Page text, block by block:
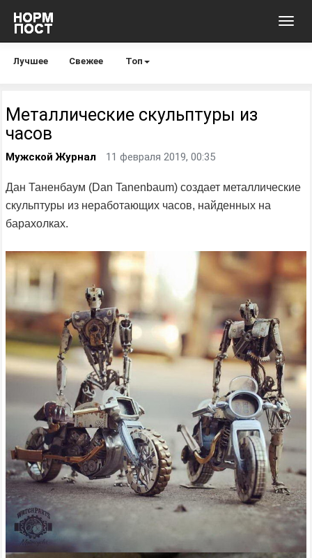
Лучшее Свежее Топ
Металлические скульптуры из
часов
Мужской Журнал 11 февраля 2019, 00:35
Дан Таненбаум (Dan Tanenbaum) создает металлические
скульптуры из неработающих часов, найденных на
барахолках.